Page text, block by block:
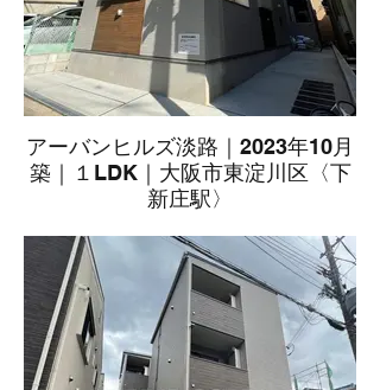
アーバンヒルズ淡路｜2023年10月
築｜１LDK｜大阪市東淀川区〈下
新庄駅〉